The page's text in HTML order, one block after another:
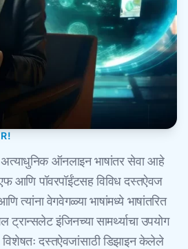
ऑनलाइन भाषांतर सेवा आहे
आणि पॉवरपॉईंटसह विविध दस्तऐवज
त्यांना वेगवेगळ्या भाषांमध्ये भाषांतरित
ट्रान्सलेट इंजिनच्या सामर्थ्याचा उपयोग
दस्तऐवजांसाठी डिझाइन केलेले